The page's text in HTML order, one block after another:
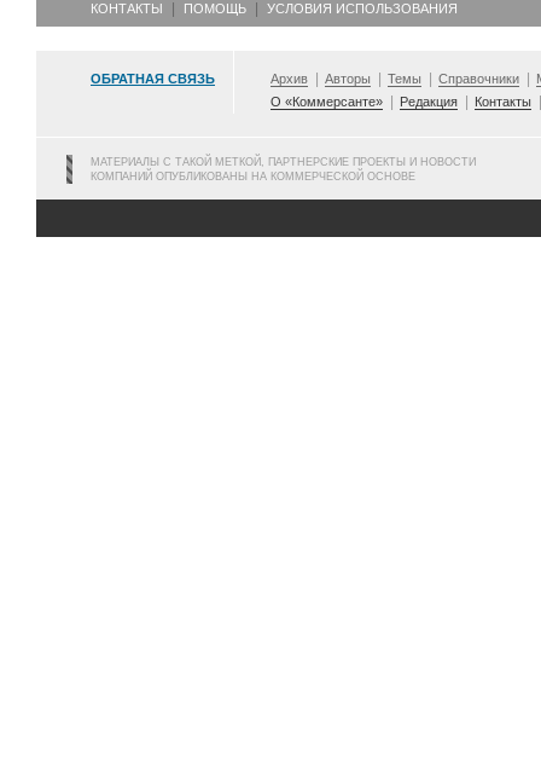
КОНТАКТЫ ПОМОЩЬ УСЛОВИЯ ИСПОЛЬЗОВАНИЯ
ОБРАТНАЯ СВЯЗЬ Архив Авторы Темы Справочники
О «Коммерсанте»
Редакция Контакты
МАТЕРИАЛЫ С ТАКОЙ МЕТКОЙ, ПАРТНЕРСКИЕ ПРОЕКТЫ И НОВОСТИ
КОМПАНИЙ ОПУБЛИКОВАНЫ НА КОММЕРЧЕСКОЙ ОСНОВЕ